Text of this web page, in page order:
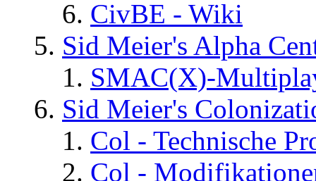
CivBE - Wiki
Sid Meier's Alpha
SMAC(X)-
Sid Meier's
Col - Technische
Col -